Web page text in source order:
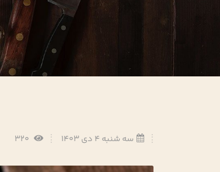
سه شنبه 4 دی 1403